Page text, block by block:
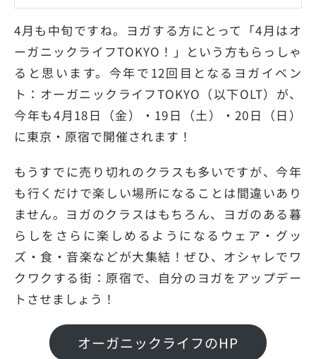
4月も中旬ですね。ヨガする方にとって「4月はオ
ーガニックライフTOKYO！」という方もらっしゃ
ると思います。今年で12回目となるヨガイベン
ト：オーガニックライフTOKYO（以下OLT）が、
今年も4月18日（金）・19日（土）・20日（日）
に東京・原宿で開催されます！
もうすでに売り切れのクラスも多いですが、今年
も行くだけで楽しい場所になることは間違いあり
ません。ヨガのクラスはもちろん、ヨガのある暮
らしをさらに楽しめるようになるウェア・グッ
ズ・食・音楽などが大集結！ぜひ、オシャレでワ
クワクする街：原宿で、自分のヨガをアップデー
トさせましょう！
オーガニックライフのHP